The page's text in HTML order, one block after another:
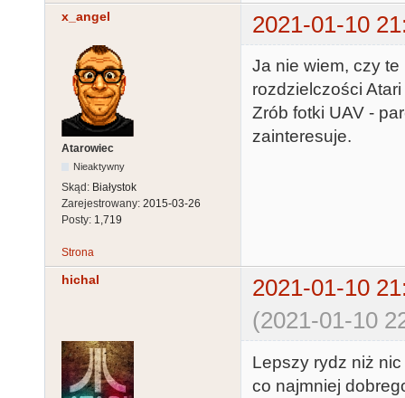
x_angel 2021-01-10
Atarowiec
Nieaktywny
Skąd: Białystok
Zarejestrowany: 2015-03-26
Posty: 1,719
Ja nie wiem, czy
rozdzielczości
Zrób fotki UAV -
zainteresuje.
Strona
hichal
2021-01-10
(2021-01-10
Lepszy rydz niż
co najmniej